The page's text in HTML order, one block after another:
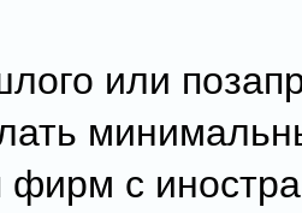
или
фирм с